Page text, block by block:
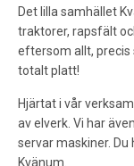
Det lilla samhället
traktorer, rapsfält
eftersom allt, precis
totalt platt!
Hjärtat i vår
av elverk. Vi har
servar maskiner.
Kvänum.